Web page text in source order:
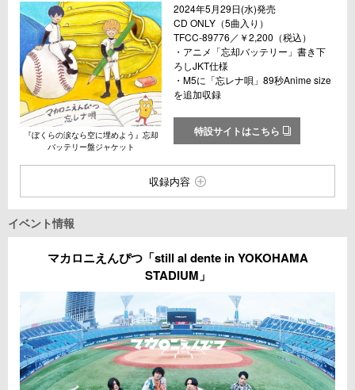
『ぼくらの涙なら空に埋めよう』忘却
バッテリー盤ジャケット
2024年5月29日(水)発売
CD ONLY（5曲入り）
TFCC-89776／￥2,200（税込）
・アニメ「忘却バッテリー」書き下
ろしJKT仕様
・M5に「忘レナ唄」89秒Anime size
を追加収録
特設サイトはこちら
収録内容
イベント情報
マカロニえんぴつ「still al dente in YOKOHAMA
STADIUM」